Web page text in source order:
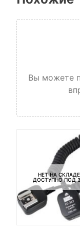
Вы можете
НЕТ НА
ДОСТУПНО ПОД